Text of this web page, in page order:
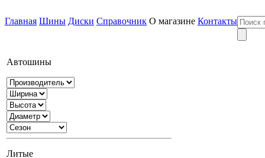
Главная Шины Диски Справочник О магазине Контакты
Автошины
Литые